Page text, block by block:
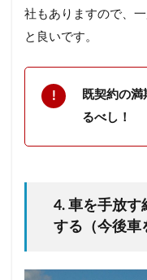
社もありますので、
と良いです。
既契約の
るべし！
4. 車を手放す
する（今後車